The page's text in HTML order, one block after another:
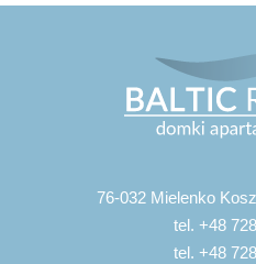
76-032 Mielenko
tel. +48
tel. +48